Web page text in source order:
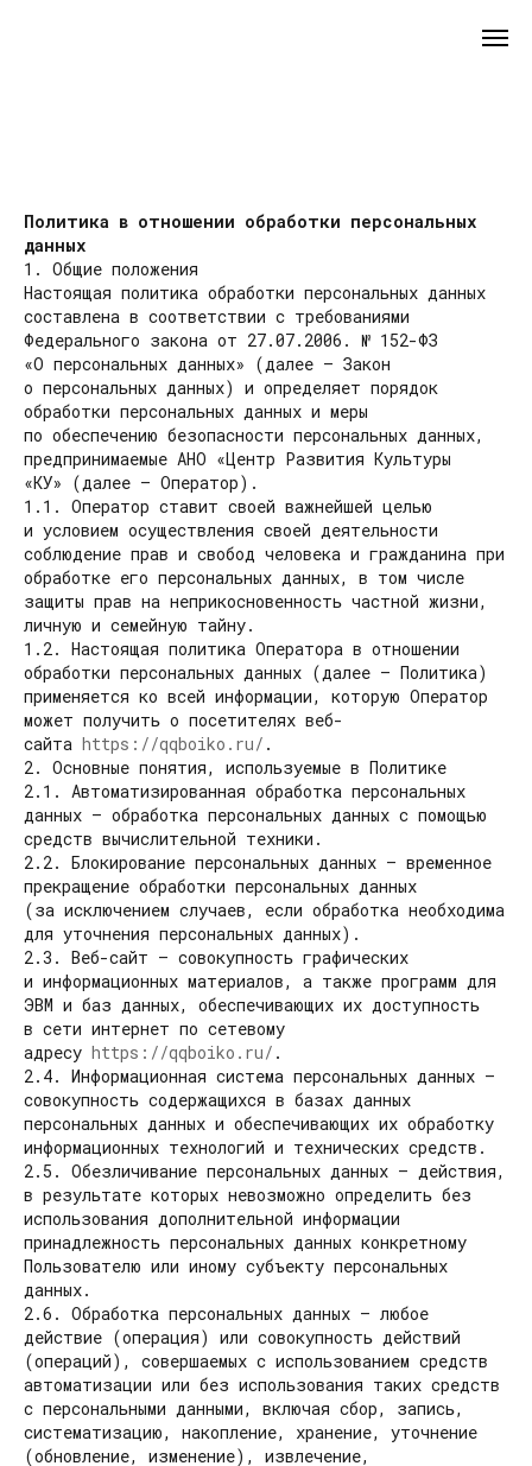
Политика в отношении обработки персональных
данных
1. Общие положения
Настоящая политика обработки персональных данных
составлена в соответствии с требованиями
Федерального закона от 27.07.2006. № 152-ФЗ
«О персональных данных» (далее — Закон
о персональных данных) и определяет порядок
обработки персональных данных и меры
по обеспечению безопасности персональных данных,
предпринимаемые АНО «Центр Развития Культуры
«КУ» (далее — Оператор).
1.1. Оператор ставит своей важнейшей целью
и условием осуществления своей деятельности
соблюдение прав и свобод человека и гражданина при
обработке его персональных данных, в том числе
защиты прав на неприкосновенность частной жизни,
личную и семейную тайну.
1.2. Настоящая политика Оператора в отношении
обработки персональных данных (далее — Политика)
применяется ко всей информации, которую Оператор
может получить о посетителях веб-
сайта https://qqboiko.ru/ .
2. Основные понятия, используемые в Политике
2.1. Автоматизированная обработка персональных
данных — обработка персональных данных с помощью
средств вычислительной техники.
2.2. Блокирование персональных данных — временное
прекращение обработки персональных данных
(за исключением случаев, если обработка необходима
для уточнения персональных данных).
2.3. Веб-сайт — совокупность графических
и информационных материалов, а также программ для
ЭВМ и баз данных, обеспечивающих их доступность
в сети интернет по сетевому
адресу https://qqboiko.ru/ .
2.4. Информационная система персональных данных —
совокупность содержащихся в базах данных
персональных данных и обеспечивающих их обработку
информационных технологий и технических средств.
2.5. Обезличивание персональных данных — действия,
в результате которых невозможно определить без
использования дополнительной информации
принадлежность персональных данных конкретному
Пользователю или иному субъекту персональных
данных.
2.6. Обработка персональных данных — любое
действие (операция) или совокупность действий
(операций), совершаемых с использованием средств
автоматизации или без использования таких средств
с персональными данными, включая сбор, запись,
систематизацию, накопление, хранение, уточнение
(обновление, изменение), извлечение,